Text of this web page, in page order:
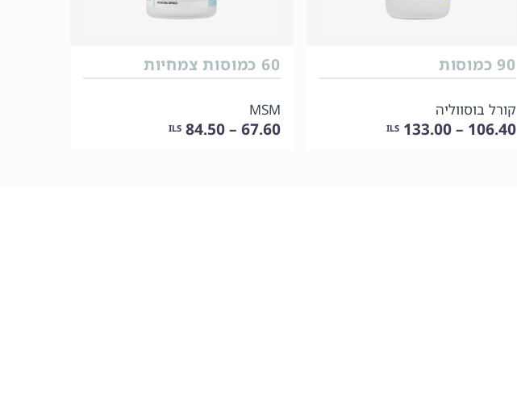
60 כמוסות צמחיות
MSM
67.60 – 84.50
ILS
90 כמוסות
קורל בוסווליה
106.40 – 133.00
ILS